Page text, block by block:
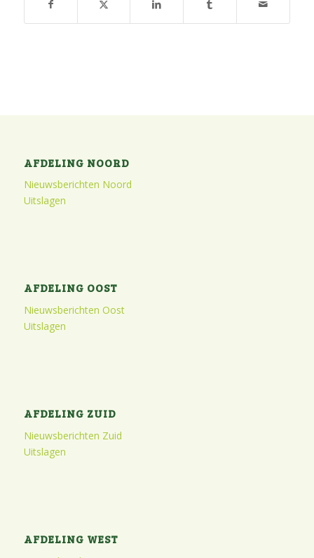
AFDELING NOORD
Nieuwsberichten Noord
Uitslagen
AFDELING OOST
Nieuwsberichten Oost
Uitslagen
AFDELING ZUID
Nieuwsberichten Zuid
Uitslagen
AFDELING WEST